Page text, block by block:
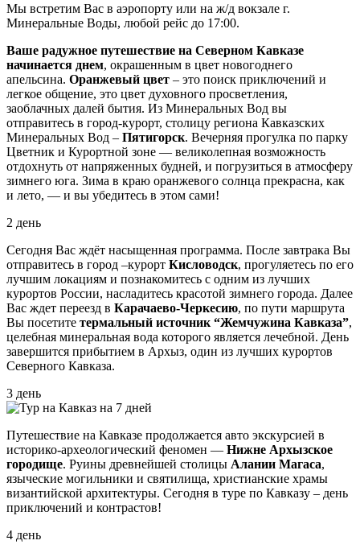
Мы встретим Вас в аэропорту или на ж/д вокзале г.
Минеральные Воды, любой рейс до 17:00.
Ваше радужное путешествие на Северном Кавказе
начинается днем, окрашенным в цвет новогоднего
апельсина. Оранжевый цвет – это поиск приключений и
легкое общение, это цвет духовного просветления,
заоблачных далей бытия. Из Минеральных Вод вы
отправитесь в город-курорт, столицу региона Кавказских
Минеральных Вод – Пятигорск. Вечерняя прогулка по парку
Цветник и Курортной зоне — великолепная возможность
отдохнуть от напряженных будней, и погрузиться в атмосферу
зимнего юга. Зима в краю оранжевого солнца прекрасна, как
и лето, — и вы убедитесь в этом сами!
2 день
Сегодня Вас ждёт насыщенная программа. После завтрака Вы
отправитесь в город –курорт Кисловодск, прогуляетесь по его
лучшим локациям и познакомитесь с одним из лучших
курортов России, насладитесь красотой зимнего города. Далее
Вас ждет переезд в Карачаево-Черкесию, по пути маршрута
Вы посетите термальный источник “Жемчужина Кавказа”,
целебная минеральная вода которого является лечебной. День
завершится прибытием в Архыз, один из лучших курортов
Северного Кавказа.
3 день
Путешествие на Кавказе продолжается авто экскурсией в
историко-археологический феномен — Нижне Архызское
городище. Руины древнейшей столицы Алании Магаса,
языческие могильники и святилища, христианские храмы
византийской архитектуры. Сегодня в туре по Кавказу – день
приключений и контрастов!
4 день